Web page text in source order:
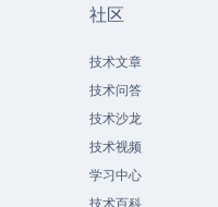
社区
技术文章
技术问答
技术沙龙
技术视频
学习中心
技术百科